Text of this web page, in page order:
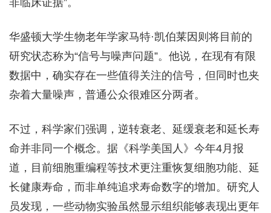
华盛顿大学生物老年学家马特·凯伯莱因则将目前的
研究状态称为“信号与噪声问题”。他说，在现有有限
数据中，确实存在一些值得关注的信号，但同时也夹
杂着大量噪声，普通公众很难区分两者。
不过，科学家们强调，逆转衰老、延缓衰老和延长寿
命并非同一个概念。据《科学美国人》今年4月报
道，目前细胞重编程等技术更注重恢复细胞功能、延
长健康寿命，而非单纯追求寿命数字的增加。研究人
员发现，一些动物实验虽然显示组织能够表现出更年